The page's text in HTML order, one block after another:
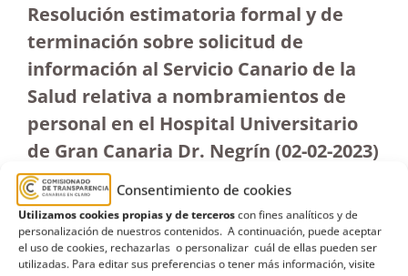
Consentimiento de cookies
Utilizamos cookies propias y de terceroscon fines analíticos y de
personalización de nuestros contenidos. A continuación, puede aceptar
el uso de cookies, rechazarlas o personalizar cuál de ellas pueden ser
utilizadas. Para editar sus preferencias o tener más información, visite
Resolución estimatoria formal y de
terminación sobre solicitud de
información al Servicio Canario de la
Salud relativa a nombramientos de
personal en el Hospital Universitario
de Gran Canaria Dr. Negrín (02-02-2023)